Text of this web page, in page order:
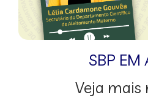
SBP EM
Veja mais